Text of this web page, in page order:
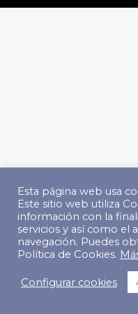
Esta página web usa
Este sitio web utiliza
información con la
servicios y así como el
navegación. Puedes
Política de Cookies.
Configurar cookies